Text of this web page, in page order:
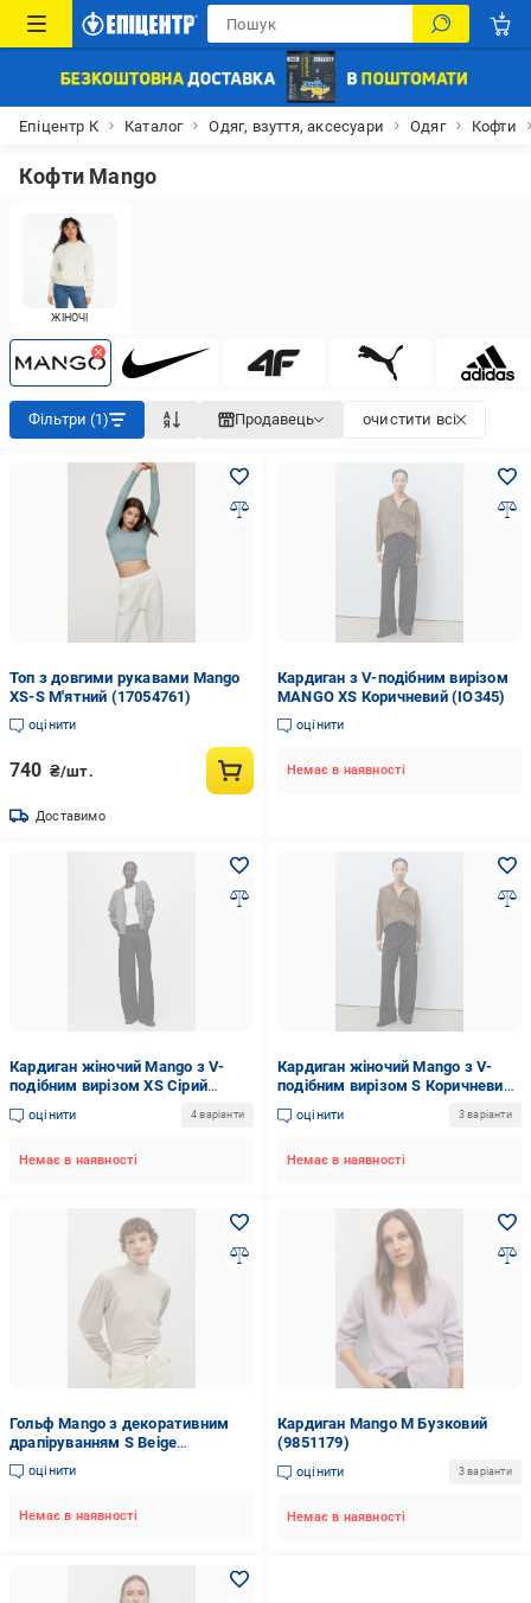
Епіцентр К Каталог Одяг, взуття, аксесуари Одяг Кофти
Кофти Mango
ЖІНОЧІ
Фільтри (1) Продавець очистити всі
Топ з довгими рукавами Mango
XS-S М'ятний (17054761)
оцінити
740 ₴/шт.
Доставимо
Кардиган з V-подібним вирізом
MANGO XS Коричневий (IO345)
оцінити
Немає в наявності
Кардиган жіночий Mango з V-
подібним вирізом XS Сірий
(IO346)
оцінити 4 варіанти
Немає в наявності
Кардиган жіночий Mango з V-
подібним вирізом S Коричневий
(IO345S)
оцінити 3 варіанти
Немає в наявності
Гольф Mango з декоративним
драпіруванням S Beige
(11014676)
оцінити
Немає в наявності
Кардиган Mango M Бузковий
(9851179)
оцінити 3 варіанти
Немає в наявності